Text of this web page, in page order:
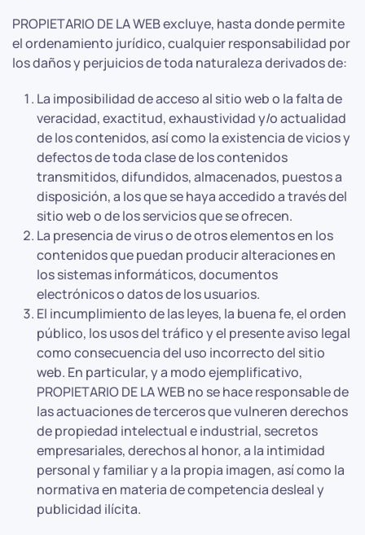
PROPIETARIO DE LA WEB excluye, hasta donde permite
el ordenamiento jurídico, cualquier responsabilidad por
los daños y perjuicios de toda naturaleza derivados de:
La imposibilidad de acceso al sitio web o la falta de
veracidad, exactitud, exhaustividad y/o actualidad
de los contenidos, así como la existencia de vicios y
defectos de toda clase de los contenidos
transmitidos, difundidos, almacenados, puestos a
disposición, a los que se haya accedido a través del
sitio web o de los servicios que se ofrecen.
La presencia de virus o de otros elementos en los
contenidos que puedan producir alteraciones en
los sistemas informáticos, documentos
electrónicos o datos de los usuarios.
El incumplimiento de las leyes, la buena fe, el orden
público, los usos del tráfico y el presente aviso legal
como consecuencia del uso incorrecto del sitio
web. En particular, y a modo ejemplificativo,
PROPIETARIO DE LA WEB no se hace responsable de
las actuaciones de terceros que vulneren derechos
de propiedad intelectual e industrial, secretos
empresariales, derechos al honor, a la intimidad
personal y familiar y a la propia imagen, así como la
normativa en materia de competencia desleal y
publicidad ilícita.